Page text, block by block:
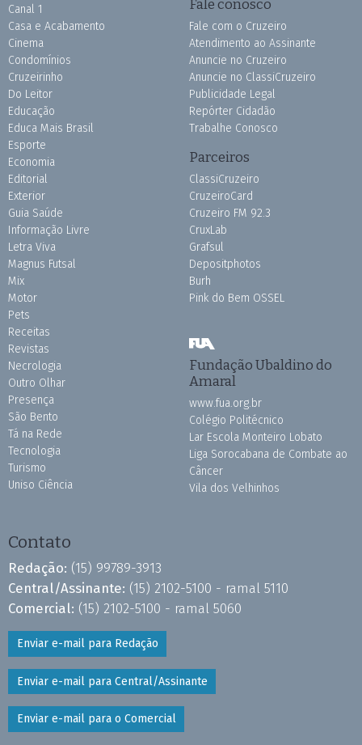
Canal 1
Casa e Acabamento
Cinema
Condomínios
Cruzeirinho
Do Leitor
Educação
Educa Mais Brasil
Esporte
Economia
Editorial
Exterior
Guia Saúde
Informação Livre
Letra Viva
Magnus Futsal
Mix
Motor
Pets
Receitas
Revistas
Necrologia
Outro Olhar
Presença
São Bento
Tá na Rede
Tecnologia
Turismo
Uniso Ciência
Fale conosco
Fale com o Cruzeiro
Atendimento ao Assinante
Anuncie no Cruzeiro
Anuncie no ClassiCruzeiro
Publicidade Legal
Repórter Cidadão
Trabalhe Conosco
Parceiros
ClassiCruzeiro
CruzeiroCard
Cruzeiro FM 92.3
CruxLab
Grafsul
Depositphotos
Burh
Pink do Bem OSSEL
Fundação Ubaldino do
Amaral
www.fua.org.br
Colégio Politécnico
Lar Escola Monteiro Lobato
Liga Sorocabana de Combate ao
Câncer
Vila dos Velhinhos
Contato
Redação: (15) 99789-3913
Central/Assinante: (15) 2102-5100 - ramal 5110
Comercial: (15) 2102-5100 - ramal 5060
Enviar e-mail para Redação
Enviar e-mail para Central/Assinante
Enviar e-mail para o Comercial